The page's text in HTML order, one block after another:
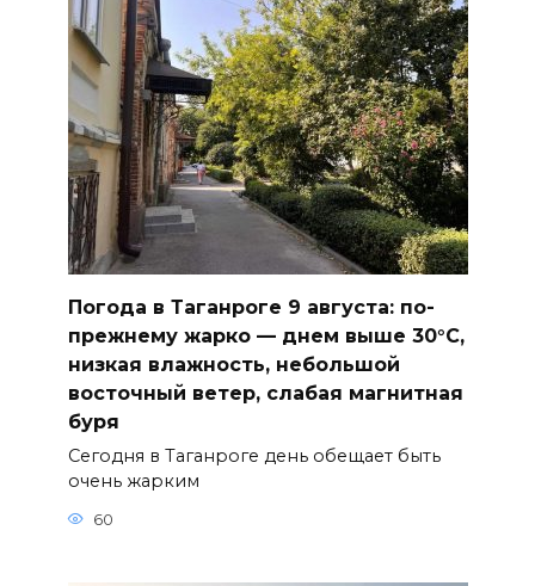
Погода в Таганроге 9 августа: по-
прежнему жарко — днем выше 30°С,
низкая влажность, небольшой
восточный ветер, слабая магнитная
буря
Сегодня в Таганроге день обещает быть
очень жарким
60